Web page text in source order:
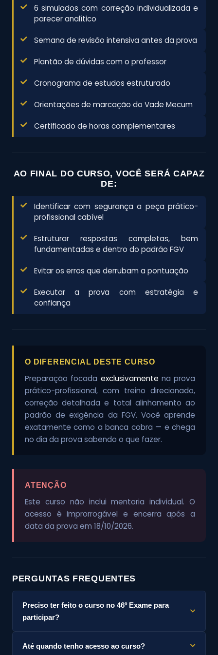
6 simulados com correção individualizada e
parecer analítico
Semana de revisão intensiva antes da prova
Plantão de dúvidas com o professor
Cronograma de estudos estruturado
Orientações de marcação do Vade Mecum
Certificado de horas complementares
AO FINAL DO CURSO, VOCÊ SERÁ CAPAZ
DE:
Identificar com segurança a peça prático-
profissional cabível
Estruturar respostas completas, bem
fundamentadas e dentro do padrão FGV
Evitar os erros que derrubam a pontuação
Executar a prova com estratégia e
confiança
O DIFERENCIAL DESTE CURSO
Preparação focada exclusivamente na prova
prático-profissional, com treino direcionado,
correção detalhada e total alinhamento ao
padrão de exigência da FGV. Você aprende
exatamente como a banca cobra — e chega
no dia da prova sabendo o que fazer.
ATENÇÃO
Este curso não inclui mentoria individual. O
acesso é improrrogável e encerra após a
data da prova em 18/10/2026.
PERGUNTAS FREQUENTES
Preciso ter feito o curso no 46º Exame para
participar?
qualquer candidato aprovado na 1ª Fase do 47º
Até quando tenho acesso ao curso?